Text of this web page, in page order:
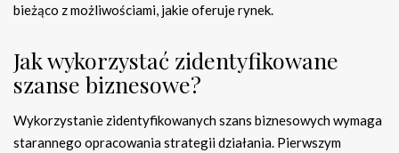
bieżąco z możliwościami, jakie oferuje rynek.
Jak wykorzystać zidentyfikowane
szanse biznesowe?
Wykorzystanie zidentyfikowanych szans biznesowych wymaga
starannego opracowania strategii działania. Pierwszym